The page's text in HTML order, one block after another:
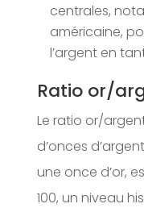
centrales,
américaine,
l’argent en
Ratio or/
Le ratio or/
d’onces
une once d’or,
100, un niveau